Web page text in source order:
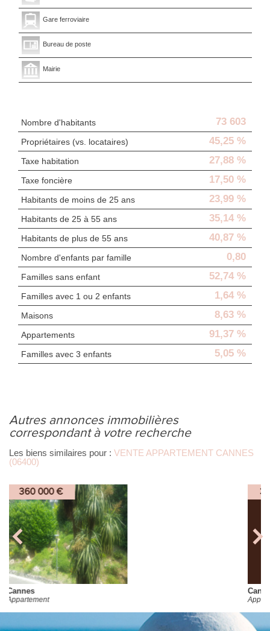
Gare ferroviaire
Bureau de poste
Mairie
Nombre d'habitants 73 603
Propriétaires (vs. locataires) 45,25 %
Taxe habitation 27,88 %
Taxe foncière 17,50 %
Habitants de moins de 25 ans 23,99 %
Habitants de 25 à 55 ans 35,14 %
Habitants de plus de 55 ans 40,87 %
Nombre d'enfants par famille 0,80
Familles sans enfant 52,74 %
Familles avec 1 ou 2 enfants 1,64 %
Maisons 8,63 %
Appartements 91,37 %
Familles avec 3 enfants 5,05 %
autres annonces immobilières
correspondant à votre recherche
Les biens similaires pour : VENTE APPARTEMENT CANNES
(06400)
321 000 €